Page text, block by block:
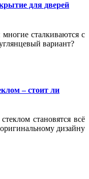
для дверей
сталкиваются с
вариант?
– стоит ли
становятся всё
дизайну